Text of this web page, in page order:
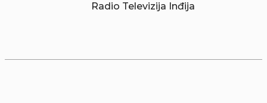
Radio Televizija Inđija